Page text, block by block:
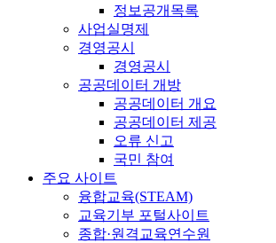
정보공개목록
사업실명제
경영공시
경영공시
공공데이터 개방
공공데이터 개요
공공데이터 제공
오류 신고
국민 참여
주요 사이트
융합교육(STEAM)
교육기부 포털사이트
종합·원격교육연수원